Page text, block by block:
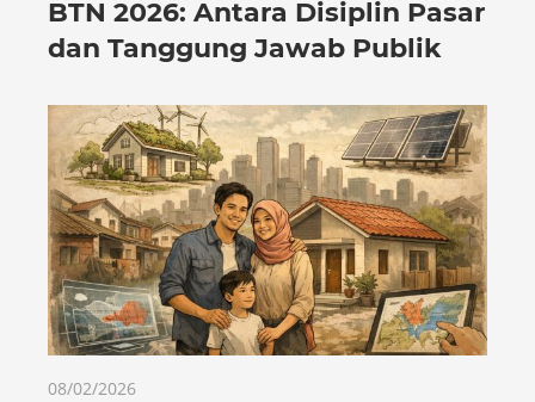
BTN 2026: Antara Disiplin Pasar
dan Tanggung Jawab Publik
08/02/2026